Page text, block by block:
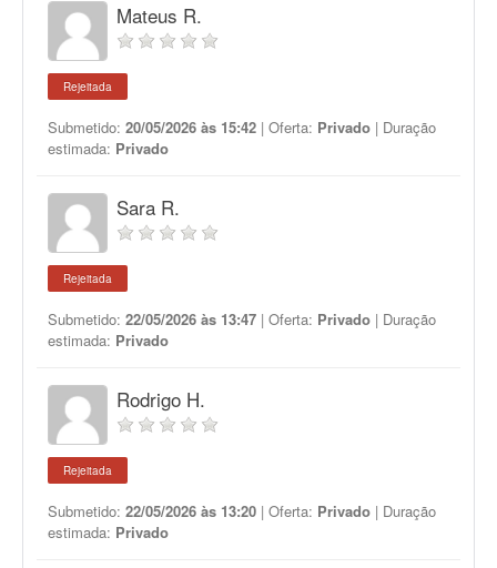
Mateus R.
Rejeitada
Submetido: 20/05/2026 às 15:42 | Oferta: Privado | Duração
estimada: Privado
Sara R.
Rejeitada
Submetido: 22/05/2026 às 13:47 | Oferta: Privado | Duração
estimada: Privado
Rodrigo H.
Rejeitada
Submetido: 22/05/2026 às 13:20 | Oferta: Privado | Duração
estimada: Privado